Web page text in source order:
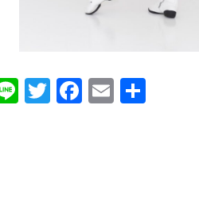
LineTwitter
Facebook
Email